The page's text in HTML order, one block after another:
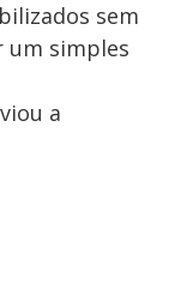
sem
um simples
a